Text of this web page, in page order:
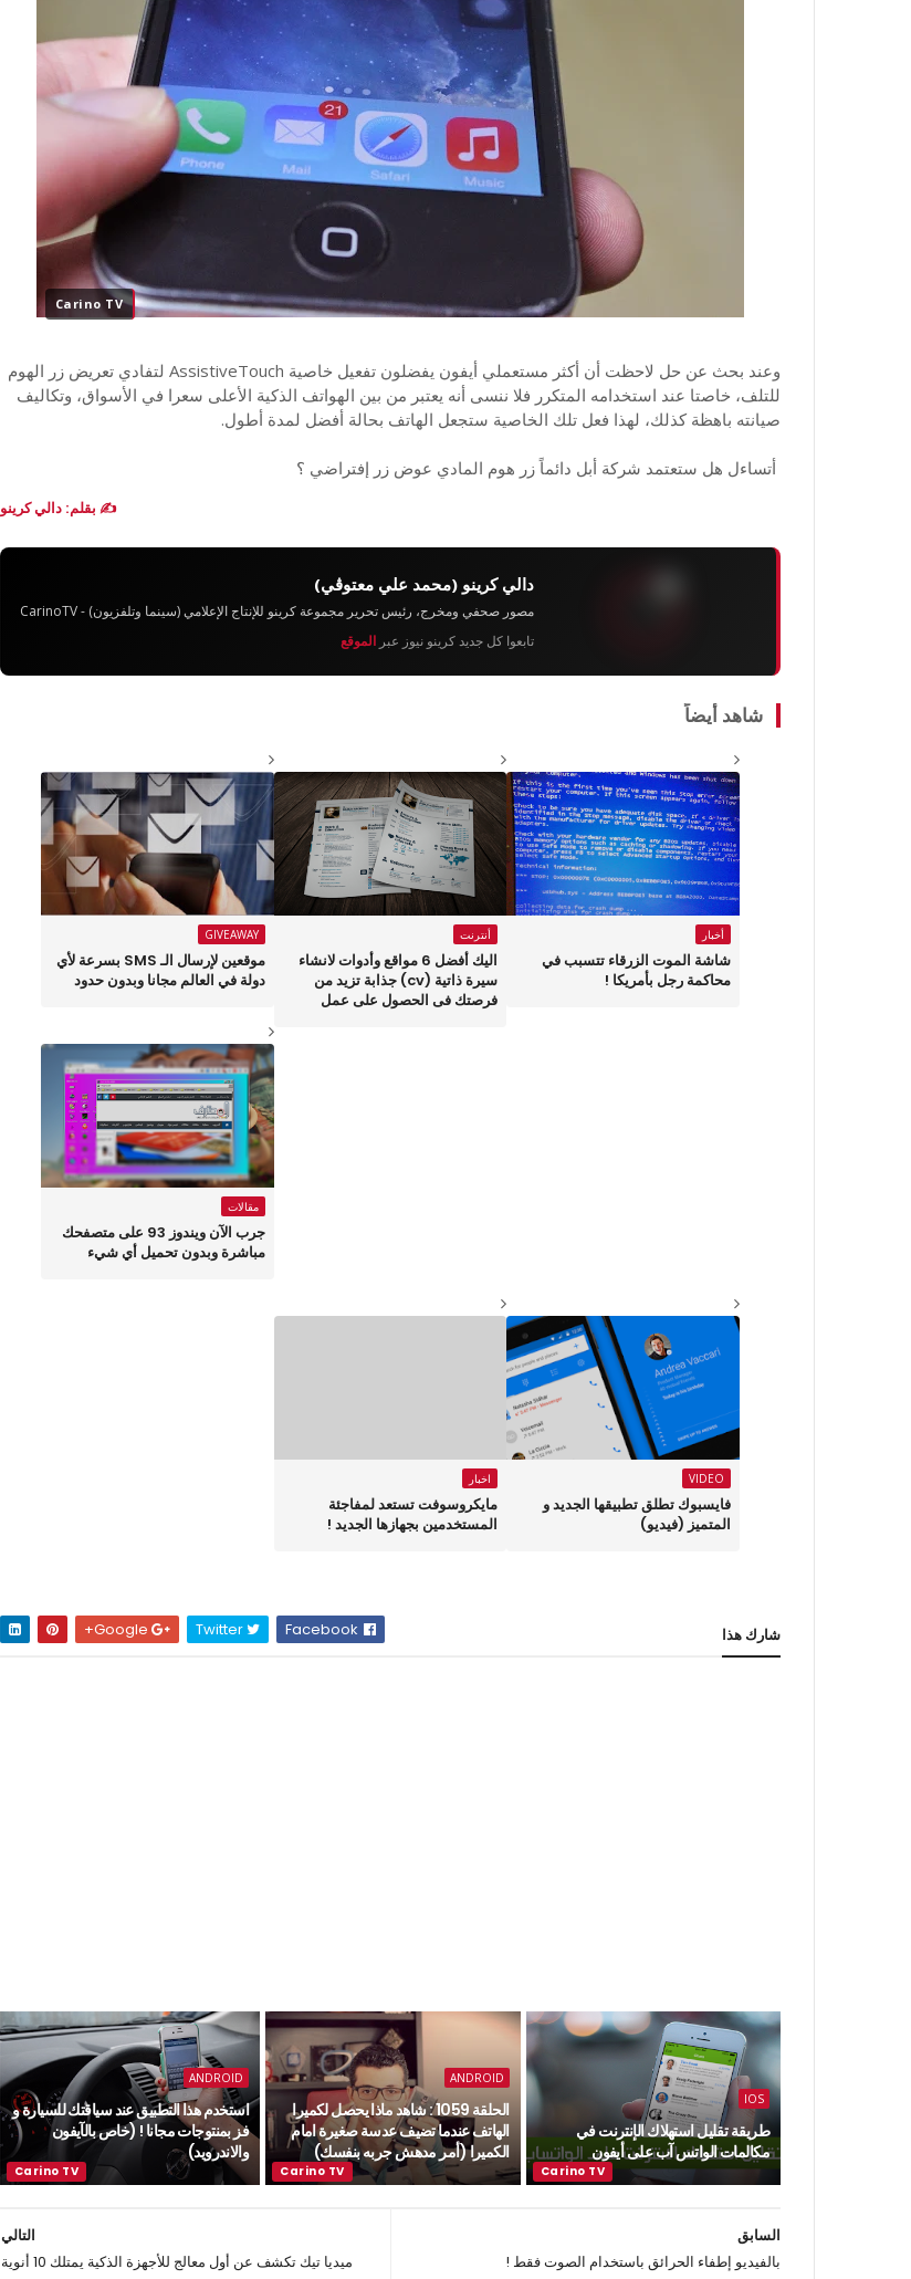
Carino TV
وعند بحث عن حل لاحظت أن أكثر مستعملي أيفون يفضلون تفعيل خاصية AssistiveTouch لتفادي تعريض زر الهوم
للتلف، خاصتا عند استخدامه المتكرر فلا ننسى أنه يعتبر من بين الهواتف الذكية الأعلى سعرا في الأسواق، وتكاليف
صيانته باهظة كذلك، لهذا فعل تلك الخاصية ستجعل الهاتف بحالة أفضل لمدة أطول.
أتساءل هل ستعتمد شركة أبل دائماً زر هوم المادي عوض زر إفتراضي ؟
✍️ بقلم: دالي كرينو
دالي كرينو (محمد علي معتوڨي)
مصور صحفي ومخرج، رئيس تحرير مجموعة كرينو للإنتاج الإعلامي (سينما وتلفزيون) - CarinoTV
تابعوا كل جديد كرينو نيوز عبرالموقع
شاهد أيضاً
أخبار
شاشة الموت الزرقاء تتسبب في
محاكمة رجل بأمريكا !
أنترنت
اليك أفضل 6 مواقع وأدوات لانشاء
سيرة ذاتية (cv) جذابة تزيد من
فرصتك فى الحصول على عمل
GIVEAWAY
موقعين لإرسال الـ SMS بسرعة لأي
دولة في العالم مجانا وبدون حدود
مقالات
جرب الآن ويندوز 93 على متصفحك
مباشرة وبدون تحميل أي شيء
VIDEO
فايسبوك تطلق تطبيقها الجديد و
المتميز (فيديو)
اخبار
مايكروسوفت تستعد لمفاجئة
المستخدمين بجهازها الجديد !
شارك هذا Twitter
IOS
طريقة تقليل استهلاك الإنترنت في
مكالمات الواتس آب على أيفون
ANDROID
الحلقة 1059 : شاهد ماذا يحصل لكميرا
الهاتف عندما تضيف عدسة صغيرة امام
الكميرا (أمر مدهش جربه بنفسك)
ANDROID
استخدم هذا التطبيق عند سياقتك للسيارة و
فز بمنتوجات مجانا ! (خاص بالآيفون
والاندرويد)
التالي
ميديا تيك تكشف عن أول معالج للأجهزة الذكية يمتلك 10 أنوية
السابق
بالفيديو إطفاء الحرائق باستخدام الصوت فقط !